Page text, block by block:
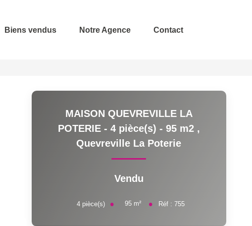
Biens vendus Notre Agence Contact
MAISON QUEVREVILLE LA
POTERIE - 4 pièce(s) - 95 m2 ,
Quevreville La Poterie
Vendu
4 pièce(s) 95 m² Réf :755